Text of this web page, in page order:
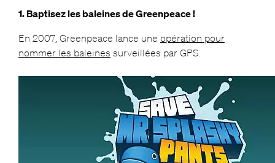
1. Baptisez les baleines de Greenpeace !
En 2007, Greenpeace lance une opération pour
nommer les baleines surveillées par GPS.